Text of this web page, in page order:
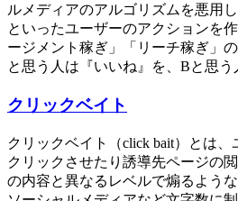
ルメディアのアルゴリズムを悪用
といったユーザーのアクションを
ージメント稼ぎ」「リーチ稼ぎ」
と思う人は『いいね』を、Bと思
クリックベイト
クリックベイト（click bait）とは
クリックさせたり誘導先ページの
の内容と異なるレベルで煽るよう